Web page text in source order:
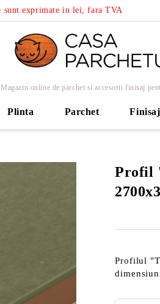
sunt exprimate in lei, fara TVA
Magazin online de parchet si accesorii finisaj
Plinta Parchet
Profil
Profilul